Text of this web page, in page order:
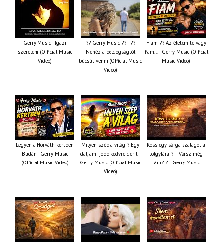
Gerry Music - Igazi
szerelem (Official Music
Video)
?? Gerry Music ?? - ??
Nehéz a boldogságtól
búcsút venni (Official Music
Video)
Fiam ?‍? Az életem te vagy
fiam... - Gerry Music (Official
Music Video)
Legyen a Horváth kertben
Budán - Gerry Music
(Official Music Video)
Milyen szép a világ ? Egy
dal, ami jobb kedvre derít |
Gerry Music (Official Music
Video)
Köss egy sárga szalagot a
tölgyfára ?️ – Vársz még
rám? ? | Gerry Music